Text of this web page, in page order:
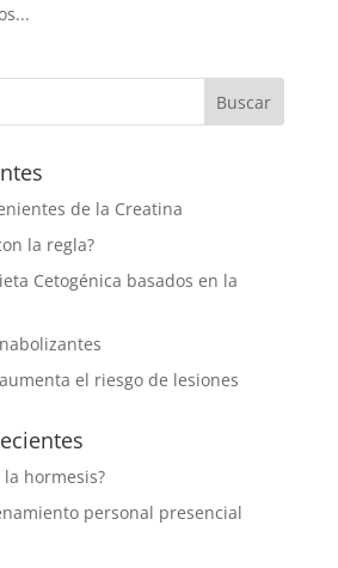
de la Creatina
la regla?
Cetogénica basados en la
el riesgo de lesiones
la hormesis?
personal presencial